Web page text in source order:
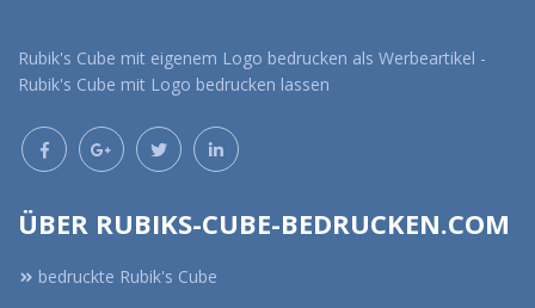
Rubik's Cube mit eigenem Logo bedrucken als Werbeartikel -
Rubik's Cube mit Logo bedrucken lassen
ÜBER RUBIKS-CUBE-BEDRUCKEN.COM
bedruckte Rubik's Cube